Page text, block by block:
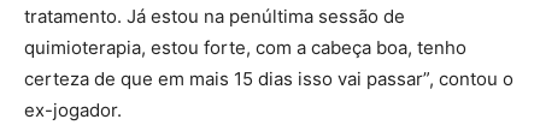
tratamento. Já estou na penúltima sessão de
quimioterapia, estou forte, com a cabeça boa, tenho
certeza de que em mais 15 dias isso vai passar”, contou o
ex-jogador.